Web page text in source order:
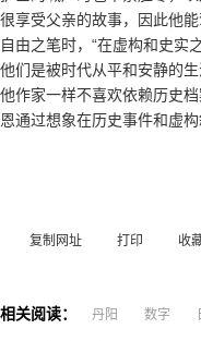
很享受父亲的故事，因此他
自由之笔时，“在虚构和史实
他们是被时代从平和安静的
他作家一样不喜欢依赖历史
恩通过想象在历史事件和虚
复制网址 打印 收
相关阅读： 丹阳 数字